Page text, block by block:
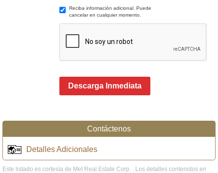
Reciba información adicional. Puede
cancelar en cualquier momento.
Descarga Inmediata
Contáctenos
Detalles Adicionales
Este listado es cortesía de Met Real Estate Corp. . Los detalles contenidos en